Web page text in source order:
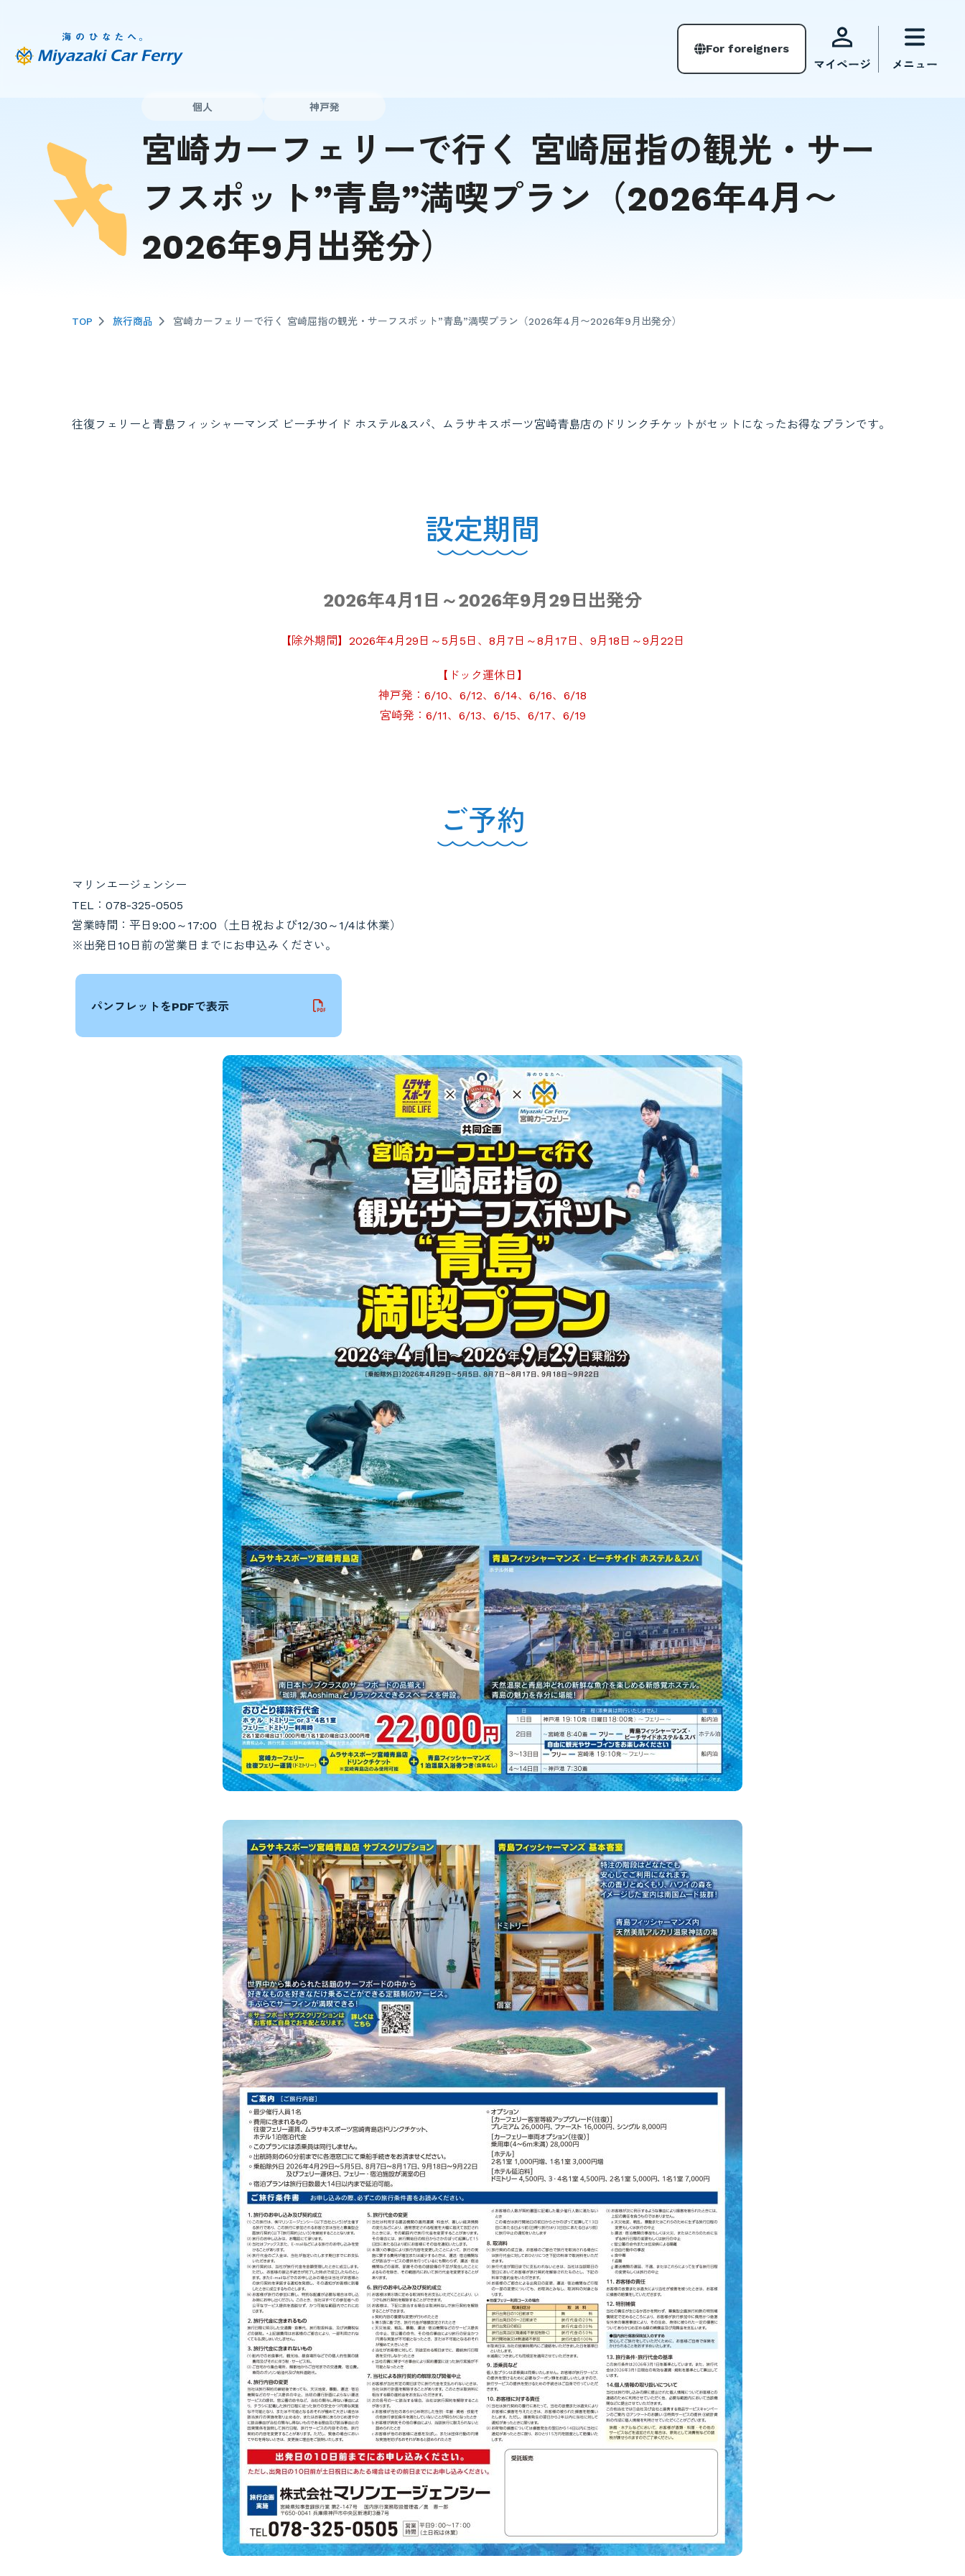
For foreigners
宮崎カーフェリーで行く 宮崎屈指の観光・サー
フスポット”青島”満喫プラン（2026年4月〜
2026年9月出発分）
個人 神戸発
TOP 旅行商品 宮崎カーフェリーで行く 宮崎屈指の観光・サーフスポット”青島”満喫プラン（2026年4月〜2026年9月出発分）
往復フェリーと青島フィッシャーマンズ ビーチサイド ホステル&スパ、ムラサキスポーツ宮崎青島店のドリンクチケットがセットになったお得なプランです。
設定期間
2026年4月1日～2026年9月29日出発分
【除外期間】2026年4月29日～5月5日、8月7日～8月17日、9月18日～9月22日
【ドック運休日】
神戸発：6/10、6/12、6/14、6/16、6/18
宮崎発：6/11、6/13、6/15、6/17、6/19
ご予約
マリンエージェンシー
TEL：078-325-0505
営業時間：平日9:00～17:00（土日祝および12/30～1/4は休業）
※出発日10日前の営業日までにお申込みください。
パンフレットをPDFで表示